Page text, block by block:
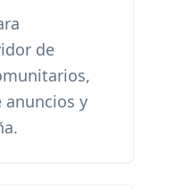
de
anuncios y